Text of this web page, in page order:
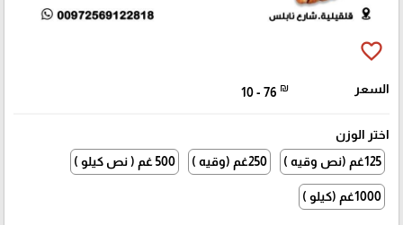
favorite_border
السعر 10 - 76 ₪
اختر الوزن
125غم (نص وقيه )
250غم (وقيه ) 500 غم ( نص كيلو )
1000غم (كيلو )